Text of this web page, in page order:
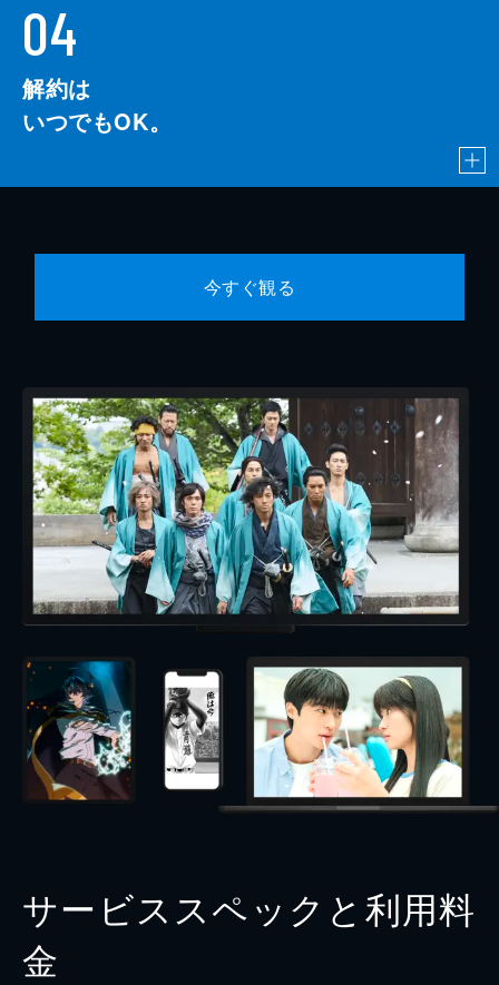
04
解約は
いつでもOK。
今すぐ観る
サービススペックと利用料
金